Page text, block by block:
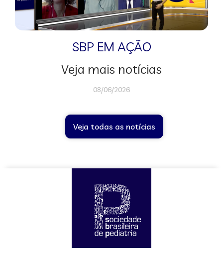
SBP EM AÇÃO
Veja mais notícias
08/06/2026
Veja todas as notícias